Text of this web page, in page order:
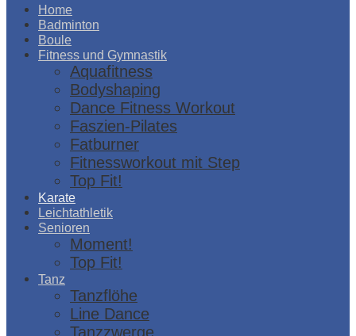
Home
Badminton
Boule
Fitness und Gymnastik
Aquafitness
Bodyshaping
Dance Fitness Workout
Faszien-Pilates
Fatburner
Fitnessworkout mit Step
Top Fit!
Karate
Leichtathletik
Senioren
Moment!
Top Fit!
Tanz
Tanzflöhe
Line Dance
Tanzzwerge